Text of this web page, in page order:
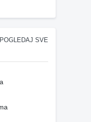
POGLEDAJ SVE